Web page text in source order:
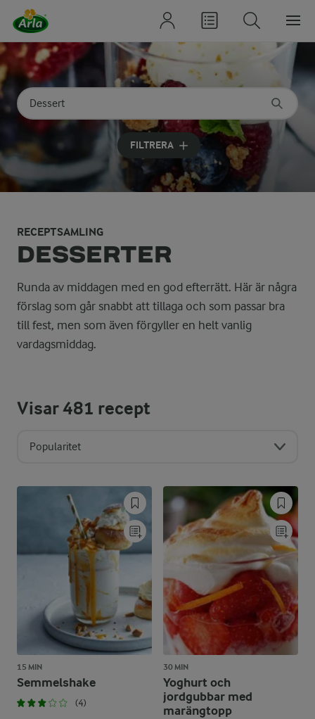
Sök på kategori eller ingrediens
Skriv in sökord för att få förslag
FILTRERA
RECEPTSAMLING
DESSERTER
Runda av middagen med en god efterrätt. Här är några
förslag som går snabbt att tillaga och som passar bra
till fest, men som även förgyller en helt vanlig
vardagsmiddag.
Visar481 recept
Popularitet
15 MIN
Semmelshake
(4)
30 MIN
Yoghurt och
jordgubbar med
marängtopp